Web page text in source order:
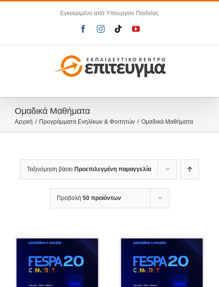
Εγκεκριμένο από Υπουργείο Παιδείας
FacebookInstagram
TiktokYouTube
Ομαδικά Μαθήματα
Αρχική Προγράμματα Ενηλίκων & Φοιτητών Ομαδικά Μαθήματα
Ταξινόμηση βάσει Προεπιλεγμένη παραγγελία
Προβολή 50 προϊόντων